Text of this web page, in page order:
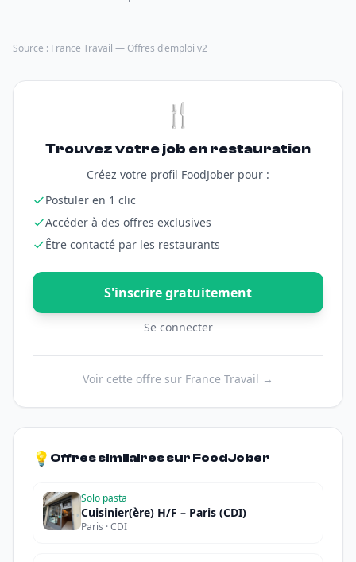
Source : France Travail — Offres d'emploi v2
🍴
Trouvez votre job en restauration
Créez votre profil FoodJober pour :
Postuler en 1 clic
Accéder à des offres exclusives
Être contacté par les restaurants
S'inscrire gratuitement
Se connecter
Voir cette offre sur France Travail →
💡 Offres similaires sur FoodJober
Solo pasta
Cuisinier(ère) H/F – Paris (CDI)
Paris · CDI